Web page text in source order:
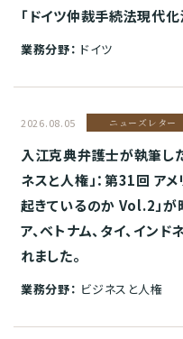
「ドイツ仲裁手続法現代化
業務分野： ドイツ
2026.08.05 ニューズレター
入江克典弁護士が執筆し
ネスと人権」：第31回 ア
起きているのか Vol.2」が
ア、ベトナム、タイ、イン
れました。
業務分野： ビジネスと人権